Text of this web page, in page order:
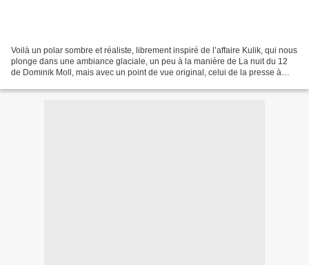
Voilà un polar sombre et réaliste, librement inspiré de l’affaire Kulik, qui nous
plonge dans une ambiance glaciale, un peu à la manière de La nuit du 12
de Dominik Moll, mais avec un point de vue original, celui de la presse à